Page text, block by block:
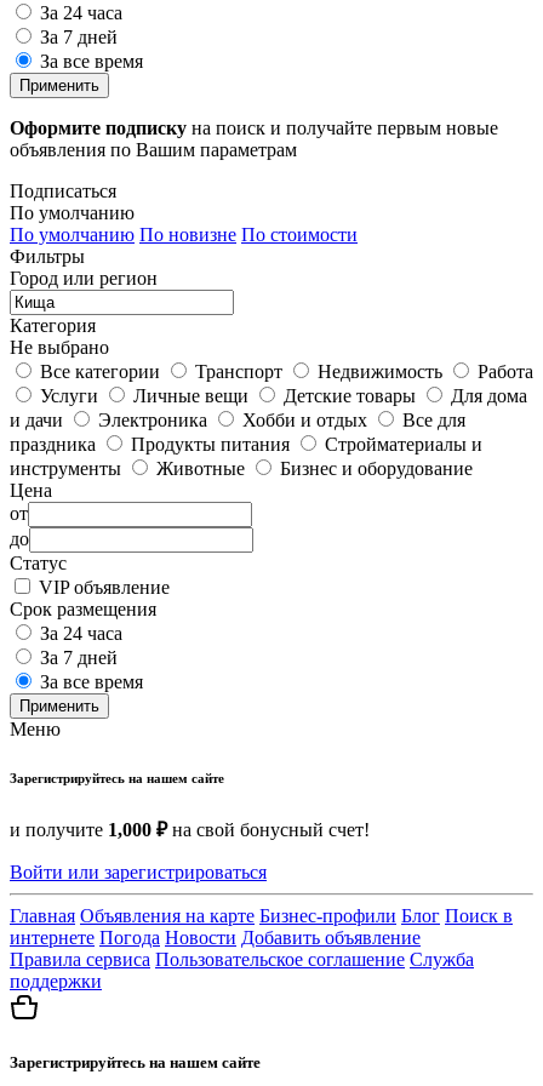
За 24 часа
За 7 дней
За все время
Применить
Оформите подписку на поиск и получайте первым новые
объявления по Вашим параметрам
Подписаться
По умолчанию
По умолчанию По новизне По стоимости
Фильтры
Город или регион
Категория
Не выбрано
Все категории
Транспорт Недвижимость
Работа
Услуги
Личные вещи Детские товары
Для дома
и дачи
Электроника Хобби и отдых
Все для
праздника
Продукты питания
Стройматериалы и
инструменты
Животные
Бизнес и оборудование
Цена
от
до
Статус
VIP объявление
Срок размещения
За 24 часа
За 7 дней
За все время
Применить
Меню
Зарегистрируйтесь на нашем сайте
и получите 1,000 ₽на свой бонусный счет!
Войти или зарегистрироваться
Главная Объявления на карте Бизнес-профили Блог Поиск в
интернете Погода Новости Добавить объявление
Правила сервиса Пользовательское соглашение Служба
поддержки
Зарегистрируйтесь на нашем сайте